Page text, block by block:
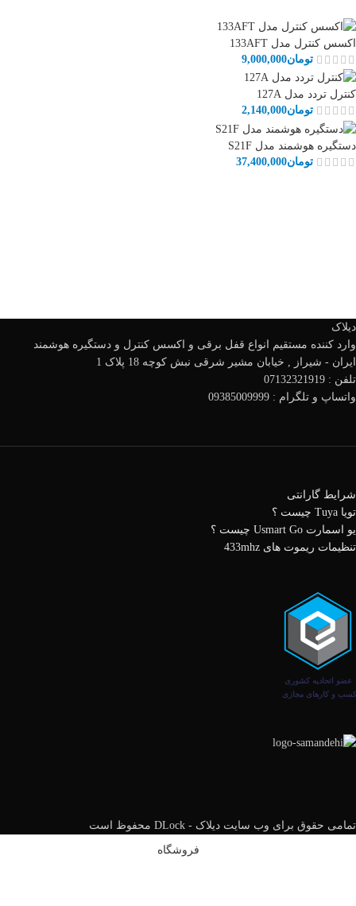
اکسس کنترل مدل 133AFT
تومان9,000,000
کنترل تردد مدل 127A
تومان2,140,000
دستگیره هوشمند مدل S21F
تومان37,400,000
دیلاک
وارد کننده مستقیم انواع قفل برقی و اکسس کنترل و دستگیره هوشمند
ایران - شیراز , خیابان مشیر شرقی نبش کوچه 18 پلاک 1
تلفن : 07132321919
واتساپ و تلگرام : 09385009999
شرایط گارانتی
تویا Tuya چیست ؟
یو اسمارت Usmart Go چیست ؟
تنظیمات ریموت های 433mhz
تمامی حقوق برای وب سایت دیلاک - DLock محفوظ است
فروشگاه